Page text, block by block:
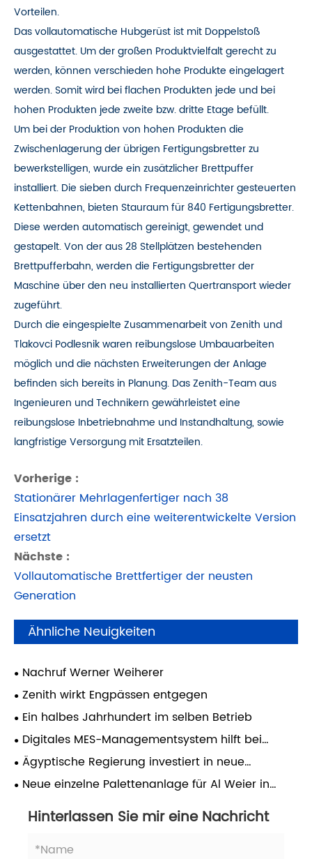
Vorteilen.
Das vollautomatische Hubgerüst ist mit Doppelstoß
ausgestattet. Um der großen Produktvielfalt gerecht zu
werden, können verschieden hohe Produkte eingelagert
werden. Somit wird bei flachen Produkten jede und bei
hohen Produkten jede zweite bzw. dritte Etage befüllt.
Um bei der Produktion von hohen Produkten die
Zwischenlagerung der übrigen Fertigungsbretter zu
bewerkstelligen, wurde ein zusätzlicher Brettpuffer
installiert. Die sieben durch Frequenzeinrichter gesteuerten
Kettenbahnen, bieten Stauraum für 840 Fertigungsbretter.
Diese werden automatisch gereinigt, gewendet und
gestapelt. Von der aus 28 Stellplätzen bestehenden
Brettpufferbahn, werden die Fertigungsbretter der
Maschine über den neu installierten Quertransport wieder
zugeführt.
Durch die eingespielte Zusammenarbeit von Zenith und
Tlakovci Podlesnik waren reibungslose Umbauarbeiten
möglich und die nächsten Erweiterungen der Anlage
befinden sich bereits in Planung. Das Zenith-Team aus
Ingenieuren und Technikern gewährleistet eine
reibungslose Inbetriebnahme und Instandhaltung, sowie
langfristige Versorgung mit Ersatzteilen.
Vorherige :
Stationärer Mehrlagenfertiger nach 38
Einsatzjahren durch eine weiterentwickelte Version
ersetzt
Nächste :
Vollautomatische Brettfertiger der neusten
Generation
Ähnliche Neuigkeiten
Nachruf Werner Weiherer
Zenith wirkt Engpässen entgegen
Ein halbes Jahrhundert im selben Betrieb
Digitales MES-Managementsystem hilft bei
Beschleunigung der Formenproduktion und
generiert einen Mehrwert für Kunden
Ägyptische Regierung investiert in neue
Kreislaufanlagen
Neue einzelne Palettenanlage für Al Weier in
Hinterlassen Sie mir eine Nachricht